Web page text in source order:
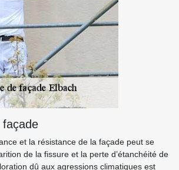
façade
et la résistance de la façade peut se
de la fissure et la perte d’étanchéité de
dû aux agressions climatiques est